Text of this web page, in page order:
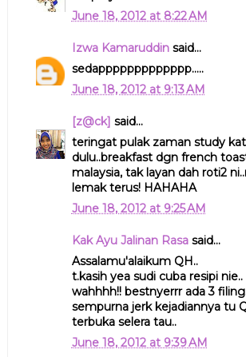
June 18, 2012 at 8:22 AM
Izwa Kamaruddinsaid...
sedappppppppppppp.....
June 18, 2012 at 9:13 AM
[z@ck] said...
teringat pulak zaman study
dulu..breakfast dgn french
malaysia, tak layan dah roti2
lemak terus! HAHAHA
June 18, 2012 at 9:25 AM
Kak Ayu Jalinan Rasasaid...
Assalamu'alaikum QH..
t.kasih yea sudi cuba resipi nie..
wahhhh!! bestnyerrr ada 3
sempurna jerk kejadiannya tu
terbuka selera tau..
June 18, 2012 at 9:39 AM